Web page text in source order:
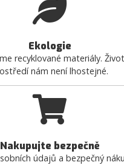
Ekologie
recyklované materiály.
nám není lhostejné.
Nakupujte bezpečně
údajů a bezpečný